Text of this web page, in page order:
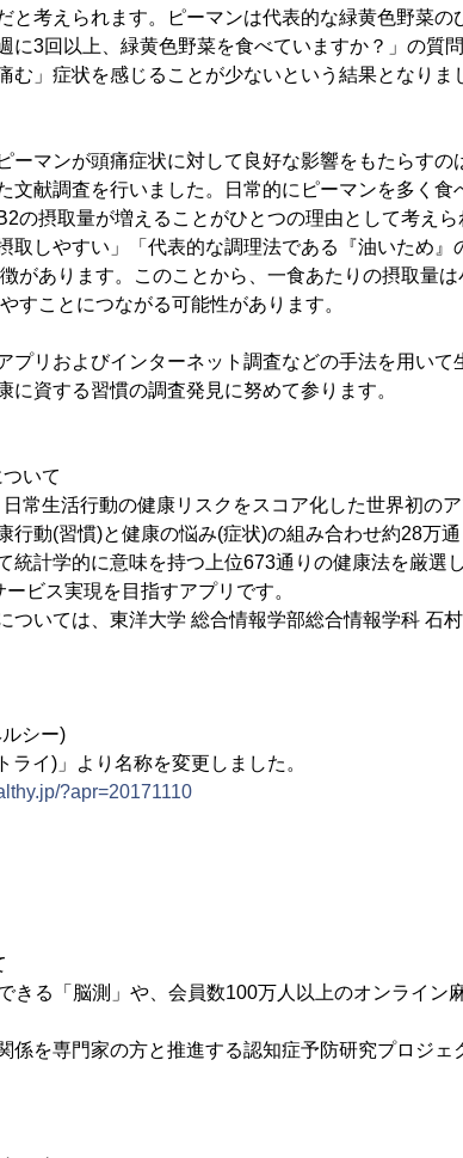
と考えられます。ピーマンは代表的な緑黄色野菜の
に3回以上、緑黄色野菜を食べていますか？」の質問
む」症状を感じることが少ないという結果となりま
ーマンが頭痛症状に対して良好な影響をもたらすの
文献調査を行いました。日常的にピーマンを多く食
の摂取量が増えることがひとつの理由として考え
取しやすい」「代表的な調理法である『油いため』
があります。このことから、一食あたりの摂取量は
すことにつながる可能性があります。
プリおよびインターネット調査などの手法を用いて
資する習慣の調査発見に努めて参ります。
いて
常生活行動の健康リスクをスコア化した世界初のア
行動(習慣)と健康の悩み(症状)の組み合わせ約28万
統計学的に意味を持つ上位673通りの健康法を厳選
ビス実現を目指すアプリです。
ついては、東洋大学 総合情報学部総合情報学科 石
シー)
り名称を変更しました。
?apr=20171110
きる「脳測」や、会員数100万人以上のオンライン
係を専門家の方と推進する認知症予防研究プロジェ